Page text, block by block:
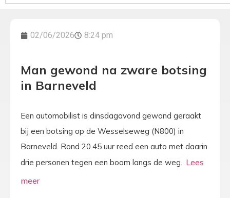
02/06/2026 8:24 pm
Man gewond na zware botsing
in Barneveld
Een automobilist is dinsdagavond gewond geraakt
bij een botsing op de Wesselseweg (N800) in
Barneveld. Rond 20.45 uur reed een auto met daarin
drie personen tegen een boom langs de weg.